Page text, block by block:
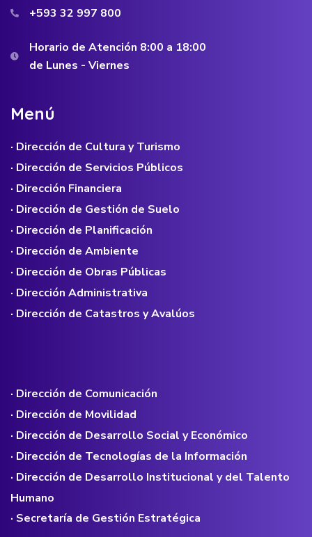
+593 32 997 800
Horario de Atención 8:00 a 18:00
de Lunes - Viernes
Menú
· Dirección de Cultura y Turismo
· Dirección de Servicios Públicos
· Dirección Financiera
· Dirección de Gestión de Suelo
· Dirección de Planificación
· Dirección de Ambiente
· Dirección de Obras Públicas
· Dirección Administrativa
· Dirección de Catastros y Avalúos
· Dirección de Comunicación
· Dirección de Movilidad
· Dirección de Desarrollo Social y Económico
· Dirección de Tecnologías de la Información
· Dirección de Desarrollo Institucional y del Talento
Humano
· Secretaría de Gestión Estratégica